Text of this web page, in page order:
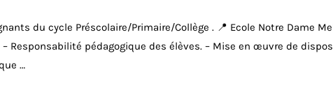
du cycle Préscolaire/Primaire/Collège . 📍 Ecole Notre
Responsabilité pédagogique des élèves. – Mise en œuvre de
…